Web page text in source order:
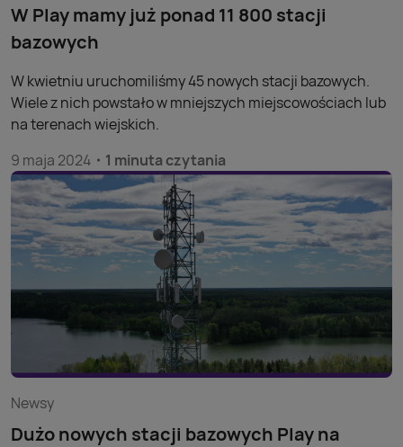
W Play mamy już ponad 11 800 stacji
bazowych
W kwietniu uruchomiliśmy 45 nowych stacji bazowych.
Wiele z nich powstało w mniejszych miejscowościach lub
na terenach wiejskich.
9 maja 2024
1 minuta czytania
Newsy
Dużo nowych stacji bazowych Play na